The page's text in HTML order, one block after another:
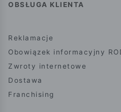
OBSŁUGA KLIENTA
Reklamacje
Obowiązek informacyjny
Zwroty internetowe
Dostawa
Franchising